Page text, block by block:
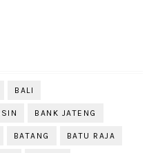
BALI
BANK JATENG
BATANG BATU RAJA